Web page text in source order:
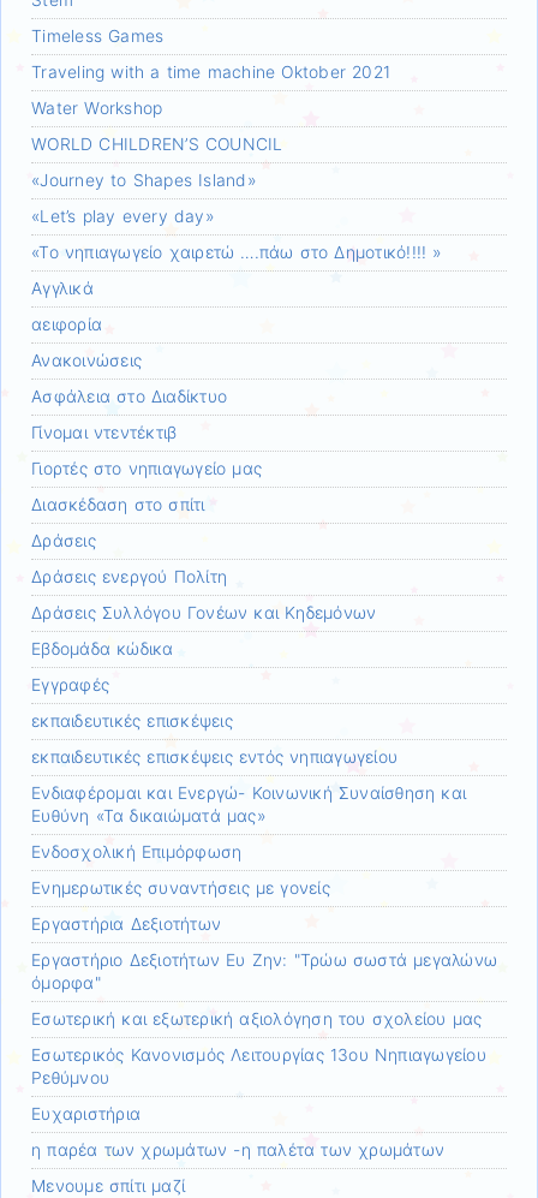
Timeless Games
Traveling with a time machine Oktober 2021
Water Workshop
WORLD CHILDREN’S COUNCIL
«Journey to Shapes Island»
«Let’s play every day»
«Το νηπιαγωγείο χαιρετώ ….πάω στο Δημοτικό!!!! »
Αγγλικά
αειφορία
Ανακοινώσεις
Ασφάλεια στο Διαδίκτυο
Γίνομαι ντεντέκτιβ
Γιορτές στο νηπιαγωγείο μας
Διασκέδαση στο σπίτι
Δράσεις
Δράσεις ενεργού Πολίτη
Δράσεις Συλλόγου Γονέων και Κηδεμόνων
Εβδομάδα κώδικα
Εγγραφές
εκπαιδευτικές επισκέψεις
εκπαιδευτικές επισκέψεις εντός νηπιαγωγείου
Ενδιαφέρομαι και Ενεργώ- Κοινωνική Συναίσθηση και
Ευθύνη «Τα δικαιώματά μας»
Ενδοσχολική Επιμόρφωση
Ενημερωτικές συναντήσεις με γονείς
Εργαστήρια Δεξιοτήτων
Εργαστήριο Δεξιοτήτων Ευ Ζην: "Τρώω σωστά μεγαλώνω
όμορφα"
Εσωτερική και εξωτερική αξιολόγηση του σχολείου μας
Εσωτερικός Κανονισμός Λειτουργίας 13ου Νηπιαγωγείου
Ρεθύμνου
Ευχαριστήρια
η παρέα των χρωμάτων -η παλέτα των χρωμάτων
Μενουμε σπίτι μαζί